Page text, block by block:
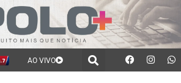
AO VIVO